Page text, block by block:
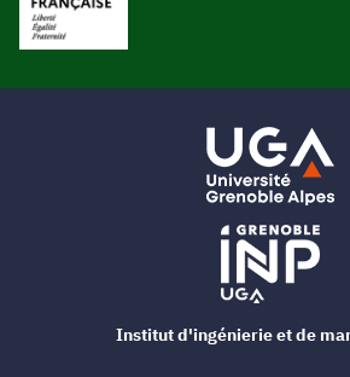
Institut d'ingénierie et de